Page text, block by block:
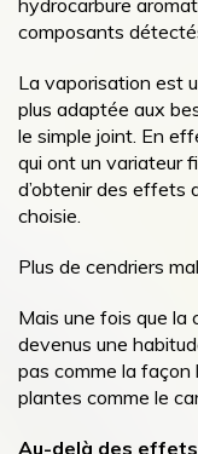
composants
La vaporisation est
plus adaptée aux
le simple joint. En
qui ont un variateur
d’obtenir des effets
choisie.
Plus de cendriers
Mais une fois que
devenus une
pas comme la façon
plantes comme le
Au-delà des